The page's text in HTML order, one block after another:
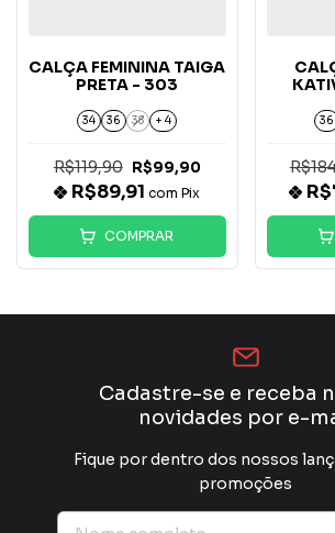
CALÇA FEMININA TAIGA
PRETA - 303
34 36 38 + 4
R$119,90 R$99,90
R$89,91com Pix
COMPRAR
36
Cadastre-se e receba
novidades por e-
Fique por dentro dos nossos
promoções